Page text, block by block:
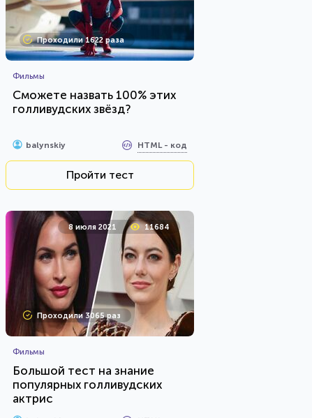
Проходили 1622 раза
Фильмы
Сможете назвать 100% этих
голливудских звёзд?
balynskiy HTML - код
Пройти тест
8 июля 2021 11684
Проходили 3065 раз
Фильмы
Большой тест на знание
популярных голливудских
актрис